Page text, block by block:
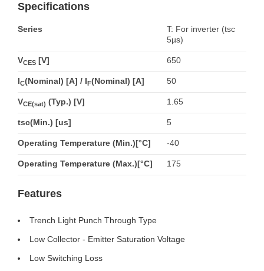
Specifications
Series
T: For inverter (tsc
5µs)
VCES [V] 650
IC(Nominal) [A] / IF(Nominal) [A] 50
VCE(sat) (Typ.) [V] 1.65
tsc(Min.) [us] 5
Operating Temperature (Min.)[°C] -40
Operating Temperature (Max.)[°C] 175
Features
Trench Light Punch Through Type
Low Collector - Emitter Saturation Voltage
Low Switching Loss